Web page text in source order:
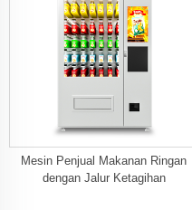
Mesin Penjual Makanan Ringan
dengan Jalur Ketagihan